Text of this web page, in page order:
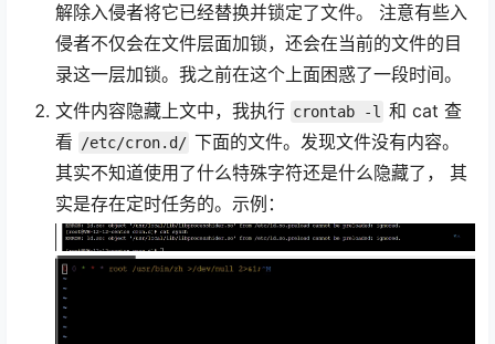
解除入侵者将它已经替换并锁定了文件。 注意有些入
侵者不仅会在文件层面加锁，还会在当前的文件的目
录这一层加锁。我之前在这个上面困惑了一段时间。
文件内容隐藏上文中，我执行 crontab -l
和 cat 查
看
/etc/cron.d/ 下面的文件。发现文件没有内容。
其实不知道使用了什么特殊字符还是什么隐藏了， 其
实是存在定时任务的。示例：